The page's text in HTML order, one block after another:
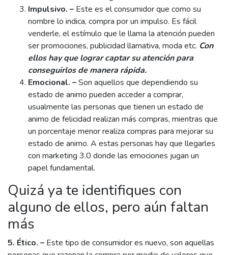
Impulsivo. – Este es el consumidor que como su
nombre lo indica, compra por un impulso. Es fácil
venderle, el estímulo que le llama la atención pueden
ser promociones, publicidad llamativa, moda etc. Con
ellos hay que lograr captar su atención para
conseguirlos de manera rápida.
Emocional. –Son aquellos que dependiendo su
estado de animo pueden acceder a comprar,
usualmente las personas que tienen un estado de
animo de felicidad realizan más compras, mientras que
un porcentaje menor realiza compras para mejorar su
estado de animo. A estas personas hay que llegarles
con marketing 3.0 donde las emociones jugan un
papel fundamental.
Quizá ya te identifiques con
alguno de ellos, pero aún faltan
más
5. Ético. – Este tipo de consumidor es nuevo, son aquellas